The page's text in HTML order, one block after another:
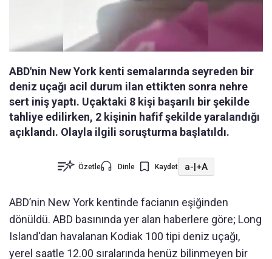
ABD'nin New York kenti semalarında seyreden bir
deniz uçağı acil durum ilan ettikten sonra nehre
sert iniş yaptı. Uçaktaki 8 kişi başarılı bir şekilde
tahliye edilirken, 2 kişinin hafif şekilde yaralandığı
açıklandı. Olayla ilgili soruşturma başlatıldı.
Özetle Dinle Kaydet a-|+A
ABD’nin New York kentinde facianın eşiğinden
dönüldü. ABD basınında yer alan haberlere göre; Long
Island'dan havalanan Kodiak 100 tipi deniz uçağı,
yerel saatle 12.00 sıralarında henüz bilinmeyen bir